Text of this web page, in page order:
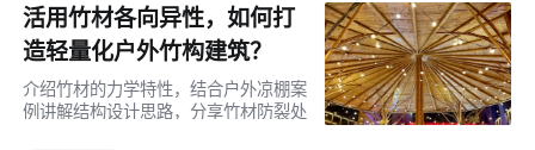
活用竹材各向异性，如何打
造轻量化户外竹构建筑？
介绍竹材的力学特性，结合户外凉棚案
例讲解结构设计思路，分享竹材防裂处